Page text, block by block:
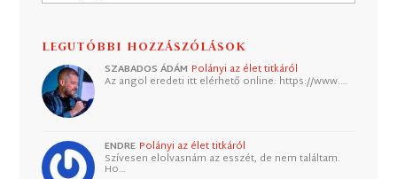
LEGUTÓBBI HOZZÁSZÓLÁSOK
SZABADOS ÁDÁM Polányi az élet titkáról
Az angol eredeti itt elérhető online: https://www.…
ENDRE Polányi az élet titkáról
Szívesen elolvasnám az esszét, de nem találtam.
Ho…